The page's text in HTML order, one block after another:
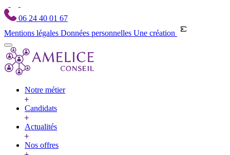
06 24 40 01 67
Mentions légales Données personnelles Une création
Notre métier
Candidats
Actualités
Nos offres